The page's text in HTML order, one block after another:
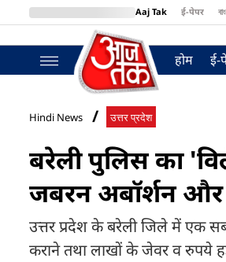
Aaj Tak ई-पेपर
BT Bazaar
होम ई-
Hindi News उत्तर प्रदेश
बरेली पुलिस का
जबरन अबॉर्शन
उत्तर प्रदेश के बरेली जिले में एक
कराने तथा लाखों के जेवर व रुपये